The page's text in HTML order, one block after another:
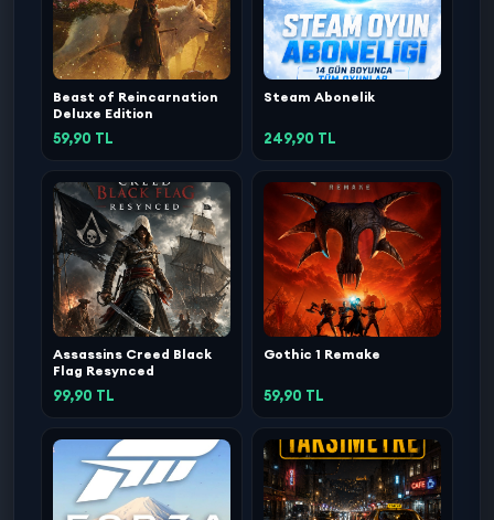
Beast of Reincarnation
Deluxe Edition
59,90 TL
Steam Abonelik
249,90 TL
Assassins Creed Black
Flag Resynced
99,90 TL
Gothic 1 Remake
59,90 TL